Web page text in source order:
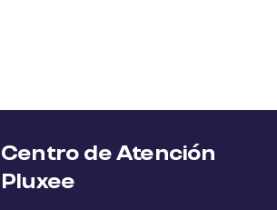
Centro de Atención
Pluxee